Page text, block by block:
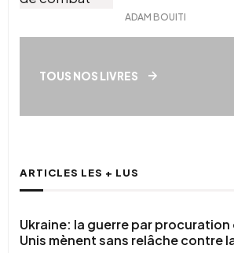
ADAM BOUITI
TOUS NOS LIVRES
ARTICLES LES + LUS
Ukraine: la guerre par
Unis mènent sans relâche contre